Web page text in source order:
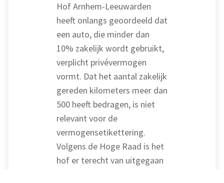
Hof Arnhem-Leeuwarden
heeft onlangs geoordeeld dat
een auto, die minder dan
10% zakelijk wordt gebruikt,
verplicht privévermogen
vormt. Dat het aantal zakelijk
gereden kilometers meer dan
500 heeft bedragen, is niet
relevant voor de
vermogensetikettering.
Volgens de Hoge Raad is het
hof er terecht van uitgegaan